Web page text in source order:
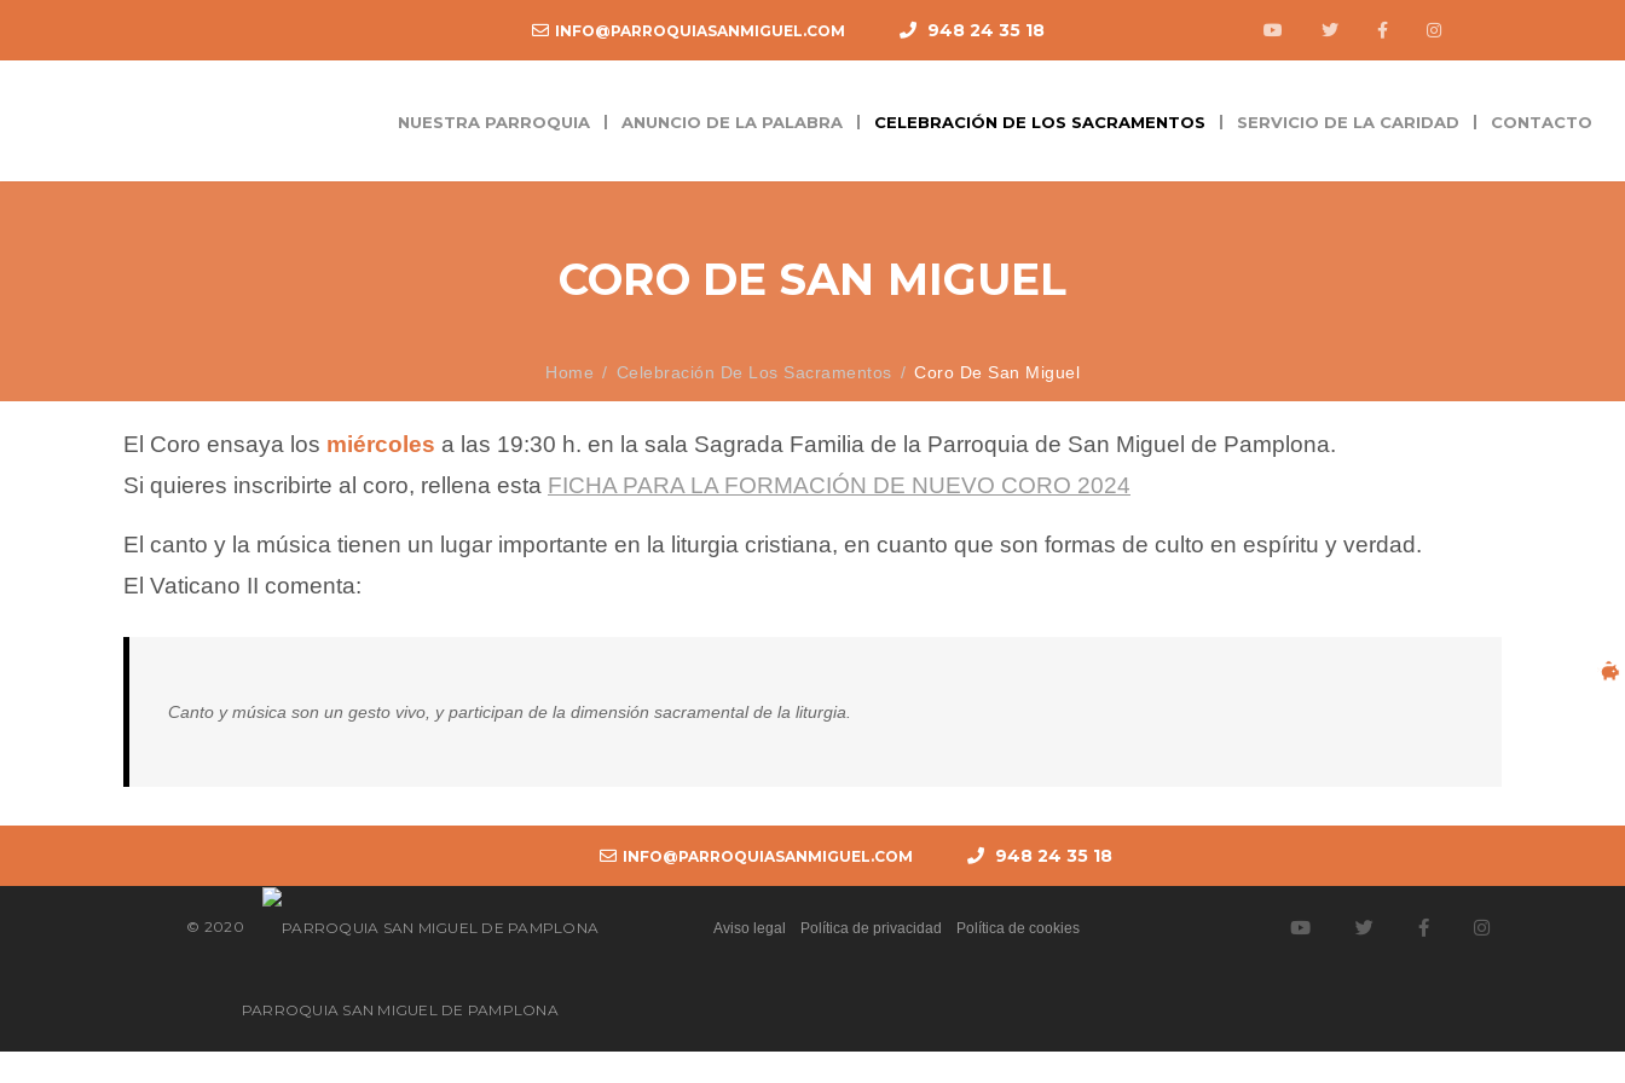
INFO@PARROQUIASANMIGUEL.COM 948 24 35 18
NUESTRA PARROQUIA ANUNCIO DE LA PALABRA CELEBRACIÓN DE LOS SACRAMENTOS SERVICIO DE LA CARIDAD CONTACTO
CORO DE SAN MIGUEL
Home Celebración De Los Sacramentos Coro De San Miguel
El Coro ensaya los miércoles a las 19:30 h. en la sala Sagrada Familia de la Parroquia de San Miguel de Pamplona.
Si quieres inscribirte al coro, rellena esta FICHA PARA LA FORMACIÓN DE NUEVO CORO 2024
El canto y la música tienen un lugar importante en la liturgia cristiana, en cuanto que son formas de culto en espíritu y verdad.
El Vaticano II comenta:
Canto y música son un gesto vivo, y participan de la dimensión sacramental de la liturgia.
INFO@PARROQUIASANMIGUEL.COM 948 24 35 18
© 2020
PARROQUIA SAN MIGUEL DE PAMPLONA
Aviso legal Política de privacidad Política de cookies